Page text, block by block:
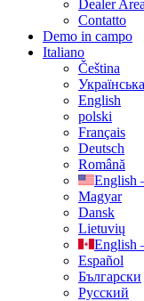
Dealer Area
Contatto
Demo in campo
Italiano
Čeština
Українська
English
polski
Français
Deutsch
Română
English
Magyar
Dansk
Lietuvių
English
Español
Български
Русский